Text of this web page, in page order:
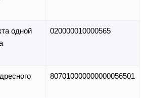
одной
020000010000565
807010000000000056501